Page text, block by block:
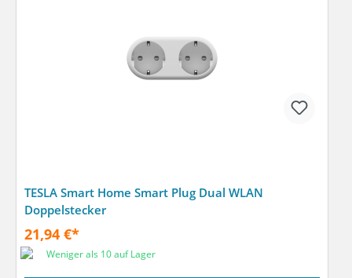
TESLA Smart Home Smart Plug Dual WLAN
Doppelstecker
21,94 €*
Weniger als 10 auf Lager